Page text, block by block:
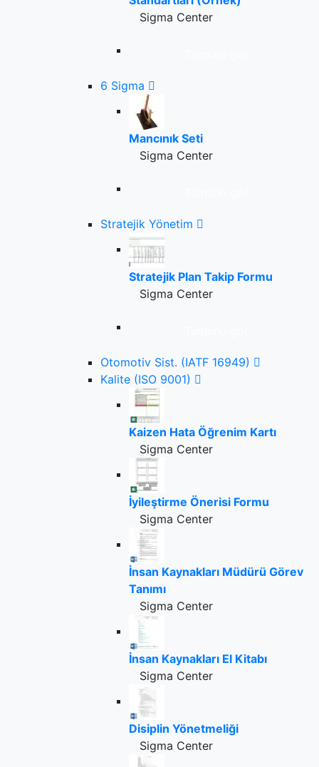
Sigma Center
6 Sigma
Mancınık Seti
Sigma Center
Stratejik Yönetim
Stratejik Plan Takip Formu
Sigma Center
Otomotiv Sist. (IATF 16949)
Kalite (ISO 9001)
Kaizen Hata Öğrenim Kartı
Sigma Center
İyileştirme Önerisi Formu
Sigma Center
İnsan Kaynakları Müdürü Görev
Tanımı
Sigma Center
İnsan Kaynakları El Kitabı
Sigma Center
Disiplin Yönetmeliği
Sigma Center